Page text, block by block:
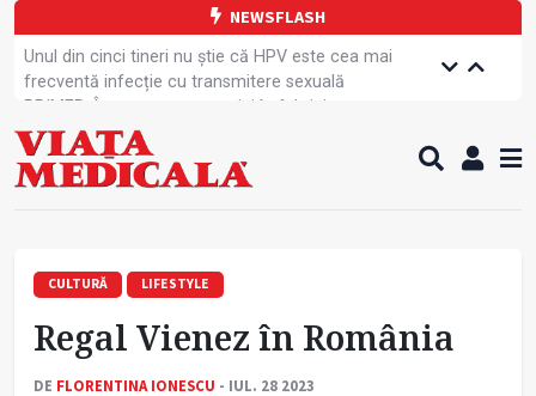
NEWSFLASH
Unul din cinci tineri nu știe că HPV este cea mai
frecventă infecție cu transmitere sexuală
PRIMER: Întreruperea energiei în fabrici ar pune
pacienții în pericol
Subiecte unice la examenul de specialist
Comercializarea unor medicamente, blocată
caniculă?
Un nou studiu pentru testarea unui vaccin împotriva
tulpinei Bundibugyo a virusului Ebola
Alăptarea, esențială pentru sănătatea mamei și
CULTURĂ LIFESTYLE
Regal Vienez în România
DE FLORENTINA IONESCU - IUL. 28 2023